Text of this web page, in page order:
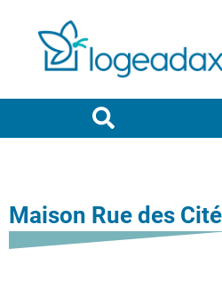
Maison Rue des